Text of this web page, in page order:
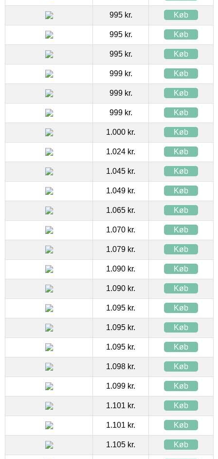
995 kr. Køb
995 kr. Køb
995 kr. Køb
999 kr. Køb
999 kr. Køb
999 kr. Køb
1.000 kr. Køb
1.024 kr. Køb
1.045 kr. Køb
1.049 kr. Køb
1.065 kr. Køb
1.070 kr. Køb
1.079 kr. Køb
1.090 kr. Køb
1.090 kr. Køb
1.095 kr. Køb
1.095 kr. Køb
1.095 kr. Køb
1.098 kr. Køb
1.099 kr. Køb
1.101 kr. Køb
1.101 kr. Køb
1.105 kr. Køb